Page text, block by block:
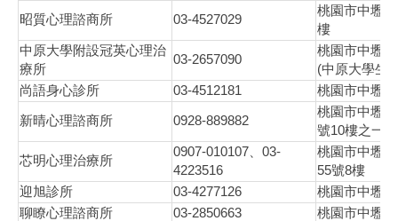
昭質心理諮商所 03-4527029
桃園市中壢
樓
中原大學附設冠英心理治
療所
03-2657090
桃園市中壢
(中原大學生
尚語身心診所
03-4512181 桃園市中壢
新晴心理諮商所 0928-889882
桃園市中壢
號10樓之一
芯明心理治療所
0907-010107
03-
4223516
桃園市中壢
55號8樓
迎旭診所
03-4277126
桃園市中壢
聊瞭心理諮商所
03-2850663 桃園市中壢